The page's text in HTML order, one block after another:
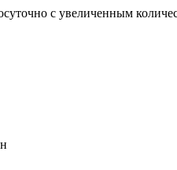
с увеличенным